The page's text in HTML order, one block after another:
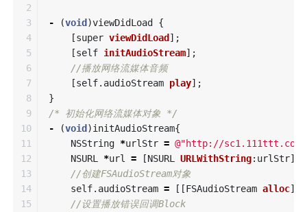
2
3
4
5
6
7
8
9
10
11
12
13
14
15
- (void )viewDidLoad
{
[super viewDidLoad ];
[self initAudioStream];
//播放网络流媒体音频
[self. audioStream play];
}
/* 初始化网络流媒体对象 */
-
(void )initAudioStream{
NSString *urlStr = @"http://sc1.111ttt.com/
NSURL
*url = [NSURL URLWithString: urlStr];
//创建FSAudioStream对象
self. audioStream = [[FSAudioStream alloc]
//设置播放错误回调Block